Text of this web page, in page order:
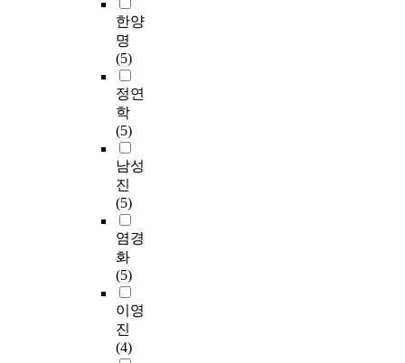
한양
명
(5)
정연
학
(5)
남성
진
(5)
염경
화
(5)
이영
진
(4)